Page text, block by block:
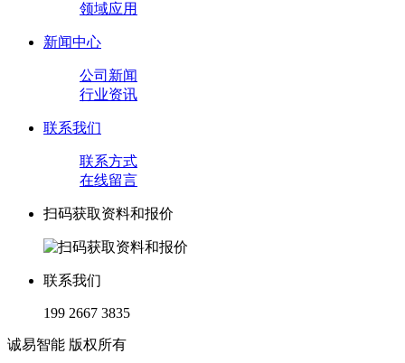
领域应用
新闻中心
公司新闻
行业资讯
联系我们
联系方式
在线留言
扫码获取资料和报价
联系我们
199 2667 3835
诚易智能 版权所有